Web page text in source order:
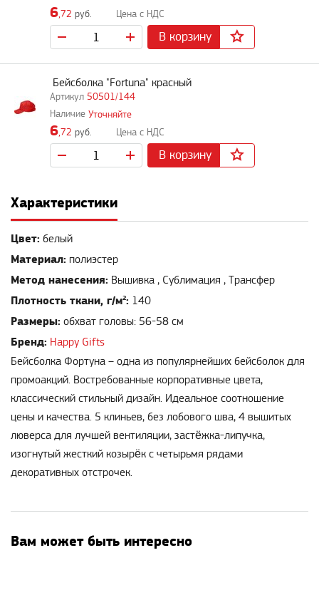
6,72 руб.
В корзину
50501/144
Бейсболка "Fortuna" красный
Уточняйте
6,72 руб.
В корзину
Характеристики
Цвет: белый
Материал: полиэстер
Метод нанесения: Вышивка , Сублимация , Трансфер
Плотность ткани, г/м²: 140
Размеры: обхват головы: 56-58 см
Бренд: Happy Gifts
Бейсболка Фортуна – одна из популярнейших бейсболок для
промоакций. Востребованные корпоративные цвета,
классический стильный дизайн. Идеальное соотношение
цены и качества. 5 клиньев, без лобового шва, 4 вышитых
люверса для лучшей вентиляции, застёжка-липучка,
изогнутый жесткий козырёк с четырьмя рядами
декоративных отстрочек.
Вам может быть интересно